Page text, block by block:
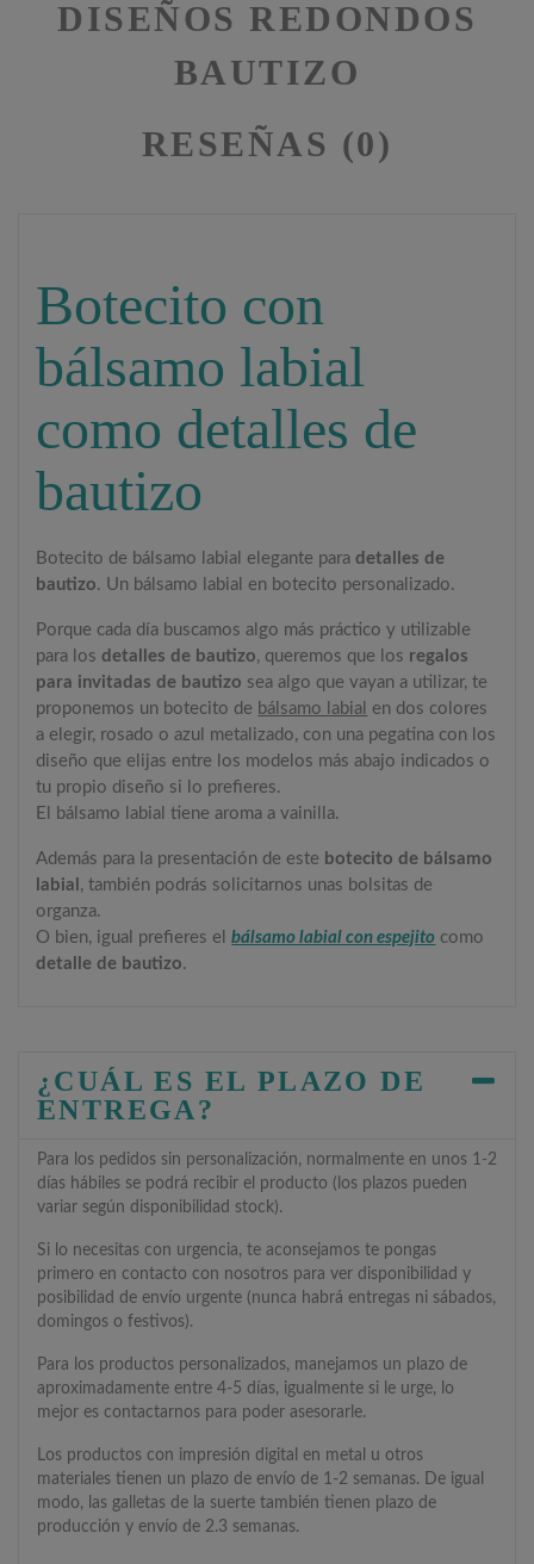
DISEÑOS REDONDOS
BAUTIZO
RESEÑAS (0)
Botecito con
bálsamo labial
como detalles de
bautizo
Botecito de bálsamo labial elegante paradetalles de
bautizo. Un bálsamo labial en botecito personalizado.
Porque cada día buscamos algo más práctico y utilizable
para losdetalles de bautizo, queremos que los regalos
para invitadas de bautizo sea algo que vayan a utilizar, te
proponemos un botecito de bálsamo labial en dos colores
a elegir, rosado o azul metalizado, con una pegatina con los
diseño que elijas entre los modelos más abajo indicados o
tu propio diseño si lo prefieres.
El bálsamo labial tiene aroma a vainilla.
Además para la presentación de este botecito de bálsamo
labial , también podrás solicitarnos unas bolsitas de
organza.
O bien, igual prefieres elbálsamo labial con espejito como
detalle de bautizo.
¿CUÁL ES EL PLAZO DE
ENTREGA?
Para los pedidos sin personalización, normalmente en unos 1-2
días hábiles se podrá recibir el producto (los plazos pueden
variar según disponibilidad stock).
Si lo necesitas con urgencia, te aconsejamos te pongas
primero en contacto con nosotros para ver disponibilidad y
posibilidad de envío urgente (nunca habrá entregas ni sábados,
domingos o festivos).
Para los productos personalizados, manejamos un plazo de
aproximadamente entre 4-5 días, igualmente si le urge, lo
mejor es contactarnos para poder asesorarle.
Los productos con impresión digital en metal u otros
materiales tienen un plazo de envío de 1-2 semanas. De igual
modo, las galletas de la suerte también tienen plazo de
producción y envío de 2.3 semanas.